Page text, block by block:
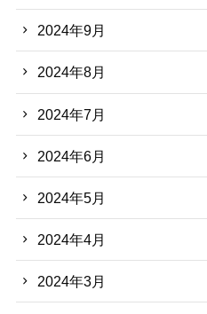
2024年9月
2024年8月
2024年7月
2024年6月
2024年5月
2024年4月
2024年3月